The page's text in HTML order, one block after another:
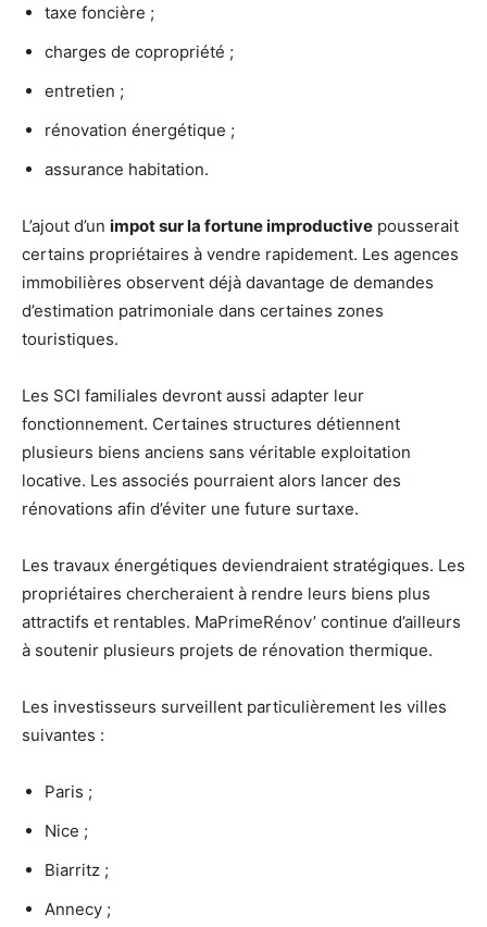
taxe foncière ;
charges de copropriété ;
entretien ;
rénovation énergétique ;
assurance habitation.
L’ajout d’un impot sur la fortune improductive pousserait
certains propriétaires à vendre rapidement. Les agences
immobilières observent déjà davantage de demandes
d’estimation patrimoniale dans certaines zones
touristiques.
Les SCI familiales devront aussi adapter leur
fonctionnement. Certaines structures détiennent
plusieurs biens anciens sans véritable exploitation
locative. Les associés pourraient alors lancer des
rénovations afin d’éviter une future surtaxe.
Les travaux énergétiques deviendraient stratégiques. Les
propriétaires chercheraient à rendre leurs biens plus
attractifs et rentables. MaPrimeRénov’ continue d’ailleurs
à soutenir plusieurs projets de rénovation thermique.
Les investisseurs surveillent particulièrement les villes
suivantes :
Paris ;
Nice ;
Biarritz ;
Annecy ;